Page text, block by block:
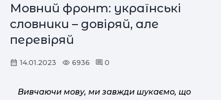
Мовний фронт: українські
словники – довіряй, але
перевіряй
14.01.2023 6936 0
Вивчаючи мову, ми завжди шукаємо, що